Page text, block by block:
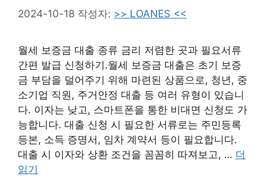
2024-10-18 작성자: >> LOANES <<
월세 보증금 대출 종류 금리 저렴한 곳과 필요서류
간편 발급 신청하기.월세 보증금 대출은 초기 보증
금 부담을 덜어주기 위해 마련된 상품으로, 청년, 중
소기업 직원, 주거안정 대출 등 여러 유형이 있습니
다. 이자는 낮고, 스마트폰을 통한 비대면 신청도 가
능합니다. 대출 신청 시 필요한 서류로는 주민등록
등본, 소득 증명서, 임차 계약서 등이 필요합니다.
대출 시 이자와 상환 조건을 꼼꼼히 따져보고, … 더
읽기